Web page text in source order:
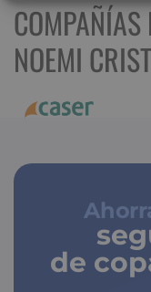
COMPAÑÍAS
NOEMI
de